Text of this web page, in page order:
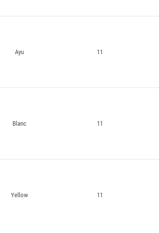
Ayu 11
Blanc 11
Yellow 11